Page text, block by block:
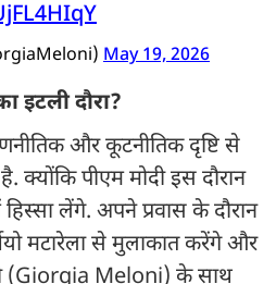
May 19, 2026
इटली दौरा?
और कूटनीतिक दृष्टि से
क्योंकि पीएम मोदी इस दौरान
हिस्सा लेंगे. अपने प्रवास के दौरान
मटारेला से मुलाकात करेंगे और
(Giorgia Meloni) के साथ